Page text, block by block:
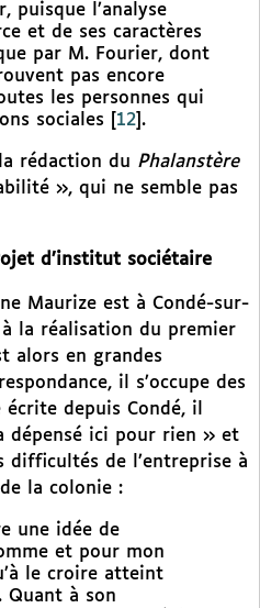
puisque l’analyse
et de ses caractères
par M. Fourier, dont
pas encore
les personnes qui
sociales
12 .
rédaction du Phalanstère
», qui ne semble pas
d’institut sociétaire
Maurize est à Condé-sur-
la réalisation du premier
alors en grandes
il s’occupe des
depuis Condé, il
dépensé ici pour rien » et
difficultés de l’entreprise à
la colonie :
une idée de
et pour mon
le croire atteint
Quant à son